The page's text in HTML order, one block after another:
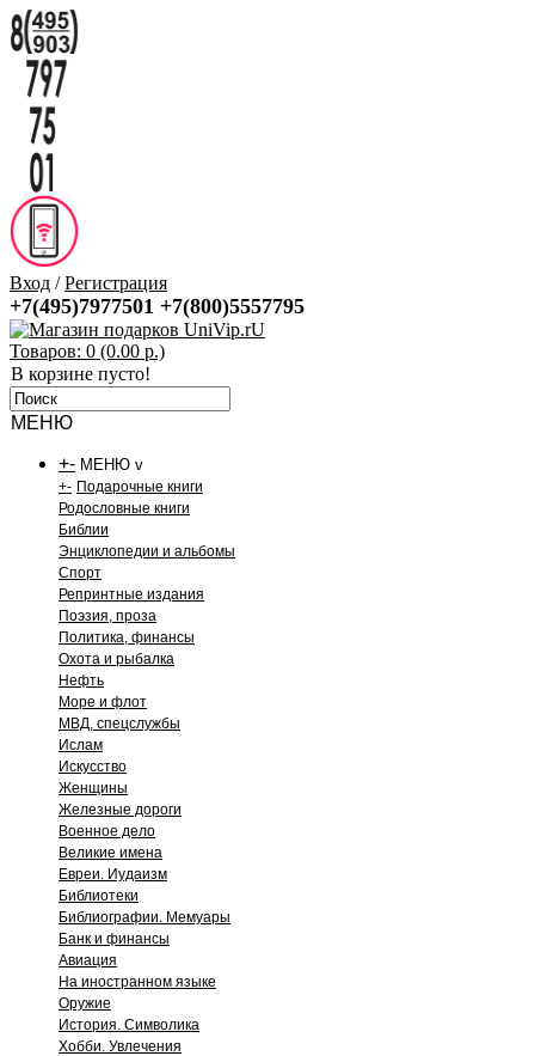
Вход /Регистрация
+7(495)7977501 +7(800)5557795
Товаров: 0 (0.00 р.)
В корзине пусто!
МЕНЮ
+- МЕНЮ v
+- Подарочные книги
Родословные книги
Библии
Энциклопедии и альбомы
Спорт
Репринтные издания
Поэзия, проза
Политика, финансы
Охота и рыбалка
Нефть
Море и флот
МВД, спецслужбы
Ислам
Искусство
Женщины
Железные дороги
Военное дело
Великие имена
Евреи. Иудаизм
Библиотеки
Библиографии. Мемуары
Банк и финансы
Авиация
На иностранном языке
Оружие
История. Символика
Хобби. Увлечения